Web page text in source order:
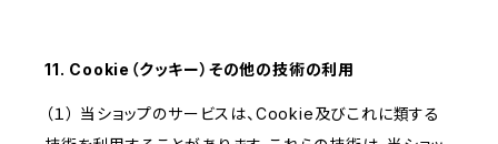
11. Cookie（クッキー）その他の技術の利用
（１） 当ショップのサービスは、Cookie及びこれに類する